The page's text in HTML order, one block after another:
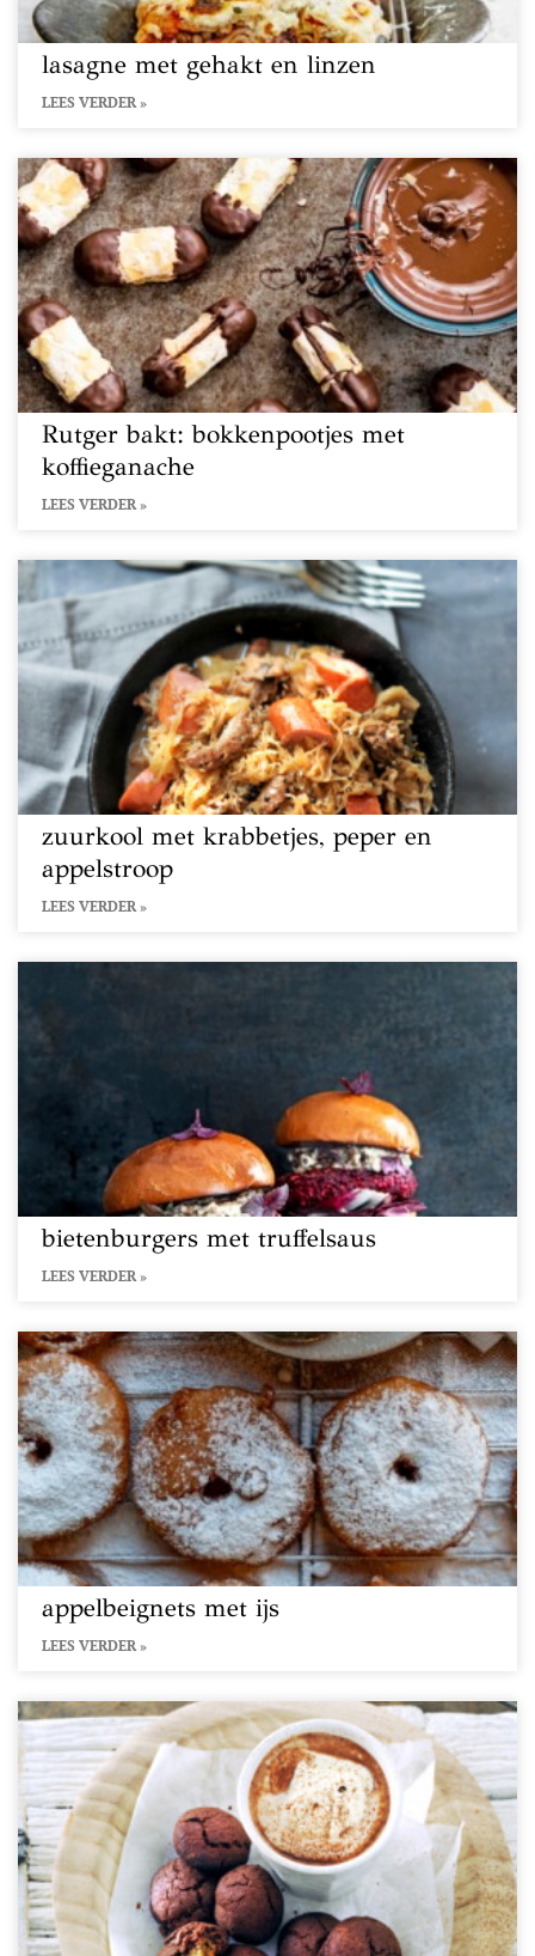
lasagne met gehakt en linzen
LEES VERDER »
Rutger bakt: bokkenpootjes met
koffieganache
LEES VERDER »
zuurkool met krabbetjes, peper en
appelstroop
LEES VERDER »
bietenburgers met truffelsaus
LEES VERDER »
appelbeignets met ijs
LEES VERDER »